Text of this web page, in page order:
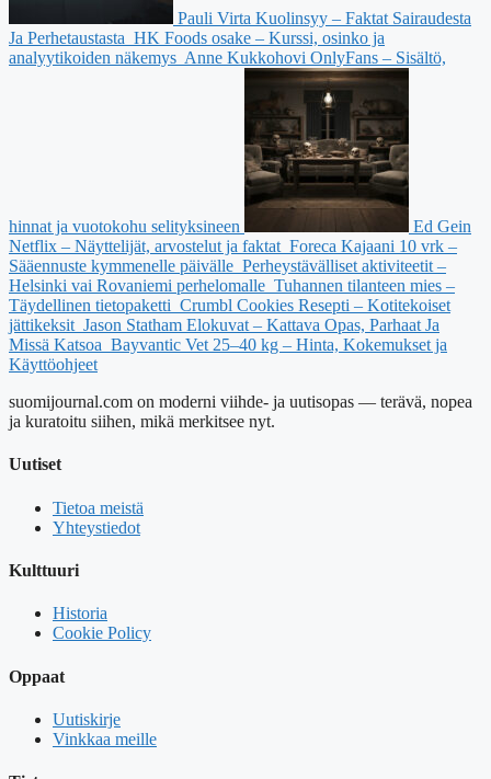
Pauli Virta Kuolinsyy – Faktat Sairaudesta
Ja Perhetaustasta HK Foods osake – Kurssi, osinko ja
analyytikoiden näkemys Anne Kukkohovi OnlyFans – Sisältö,
hinnat ja vuotokohu selityksineen
Ed Gein
Netflix – Näyttelijät, arvostelut ja faktat Foreca Kajaani 10 vrk –
Sääennuste kymmenelle päivälle Perheystävälliset aktiviteetit –
Helsinki vai Rovaniemi perhelomalle Tuhannen tilanteen mies –
Täydellinen tietopaketti Crumbl Cookies Resepti – Kotitekoiset
jättikeksit Jason Statham Elokuvat – Kattava Opas, Parhaat Ja
Missä Katsoa Bayvantic Vet 25–40 kg – Hinta, Kokemukset ja
Käyttöohjeet
suomijournal.com on moderni viihde- ja uutisopas — terävä, nopea
ja kuratoitu siihen, mikä merkitsee nyt.
Uutiset
Tietoa meistä
Yhteystiedot
Kulttuuri
Historia
Cookie Policy
Oppaat
Uutiskirje
Vinkkaa meille